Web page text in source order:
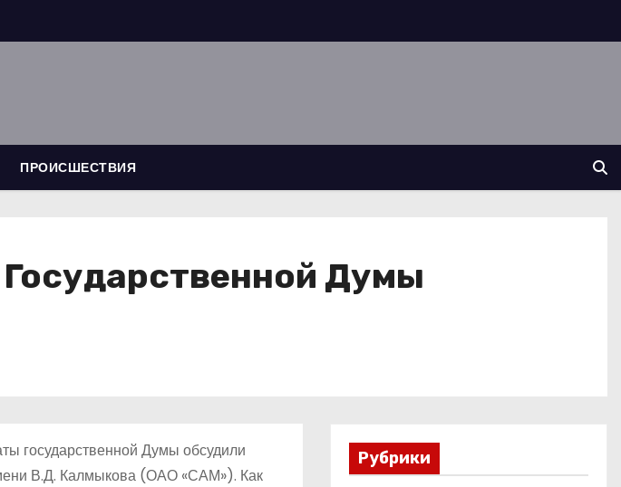
ПРОИСШЕСТВИЯ
Думы
государственной Думы обсудили
В.Д. Калмыкова (ОАО «САМ»). Как
Рубрики